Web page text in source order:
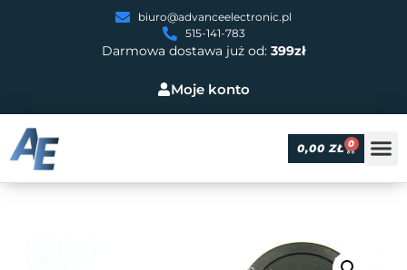
Moje konto
Darmowa dostawa już od: 399zł
biuro@advanceelectronic.pl
515-141-783
0,00 ZŁ 0